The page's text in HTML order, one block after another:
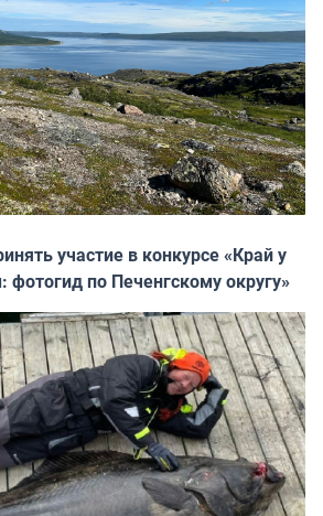
участие в конкурсе «Край у
фотогид по Печенгскому округу»